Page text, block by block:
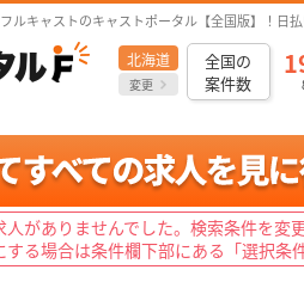
ルキャストのキャストポータル【全国版】！日
北海道
変更
全国の
案件数
がありませんでした。検索条件を変
る場合は条件欄下部にある「選択条